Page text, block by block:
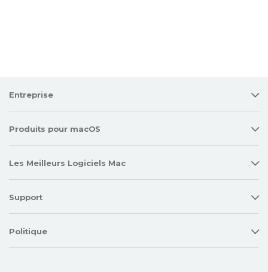
Entreprise
Produits pour macOS
Les Meilleurs Logiciels Mac
Support
Politique